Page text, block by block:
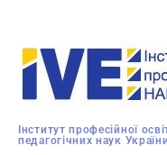
Інститут професійної
педагогічних наук України